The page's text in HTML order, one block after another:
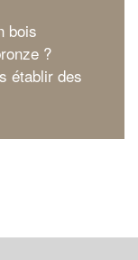
bois
?
établir des